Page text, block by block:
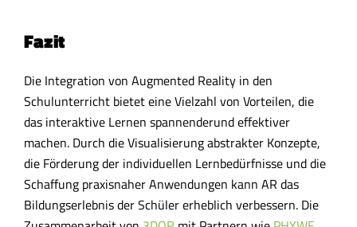
Fazit
Die Integration von Augmented Reality in den
Schulunterricht bietet eine Vielzahl von Vorteilen, die
das interaktive Lernen spannenderund effektiver
machen. Durch die Visualisierung abstrakter Konzepte,
die Förderung der individuellen Lernbedürfnisse und die
Schaffung praxisnaher Anwendungen kann AR das
Bildungserlebnis der Schüler erheblich verbessern. Die